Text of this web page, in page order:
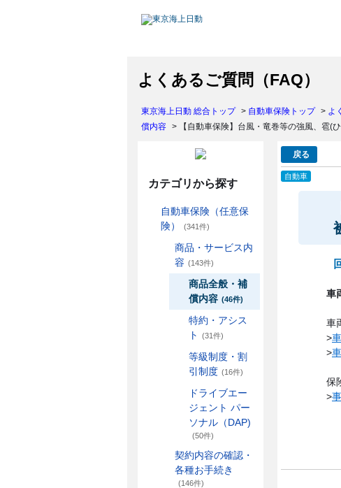
よくあるご質問（FAQ）
東京海上日動 総合トップ > 自動車保険トップ > よ
償内容 > 【自動車保険】台風・竜巻等の強風、雹(
カテゴリから探す
自動車保険（任意保
険）
(341件)
商品・サービス内
容 (143件)
商品全般・補
償内容 (46件)
特約・アシス
ト
(31件)
等級制度・割
引制度 (16件)
ドライブエー
ジェント パー
ソナル（DAP)
(50件)
契約内容の確認・
各種お手続き
(146件)
戻る
自動車
車
車
>
>
保
>